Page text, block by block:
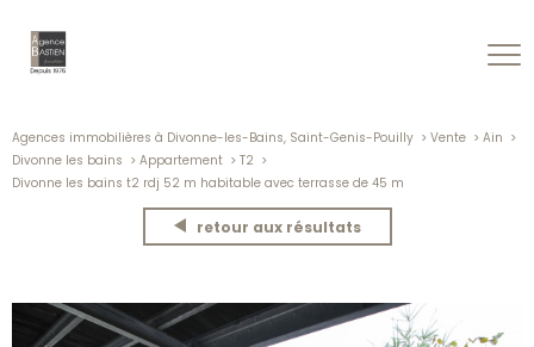
Agences immobilières à Divonne-les-Bains, Saint-Genis-Pouilly Vente
Ain
Divonne les bains
Appartement
T2
Divonne les bains t2 rdj 52 m habitable avec terrasse de 45 m
retour aux résultats